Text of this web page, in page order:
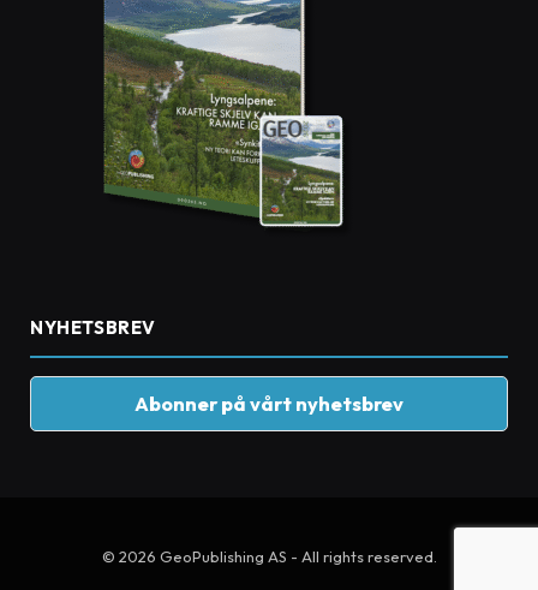
NYHETSBREV
Abonner på vårt nyhetsbrev
© 2026 GeoPublishing AS - All rights reserved.